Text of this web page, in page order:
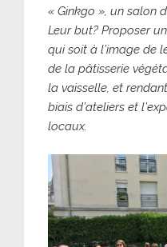
« Ginkgo », un salon
Leur but? Proposer
qui soit à l’image de
de la pâtisserie
la vaisselle, et
biais d’ateliers et
locaux.